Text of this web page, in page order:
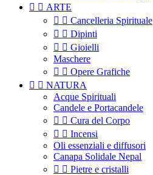
  ARTE
  Cancelleria Spirituale
  Dipinti
  Gioielli
Maschere
  Opere Grafiche
  NATURA
Acque Spirituali
Candele e Portacandele
  Cura del Corpo
  Incensi
Oli essenziali e diffusori
Canapa Solidale Nepal
  Pietre e cristalli